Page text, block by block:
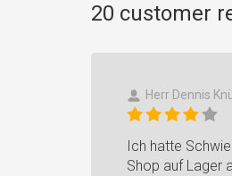
20 customer
Herr Dennis
Ich hatte
Shop auf Lager